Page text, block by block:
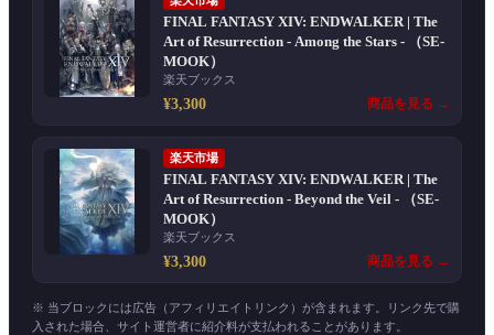
FINAL FANTASY XIV: ENDWALKER | The
Art of Resurrection - Among the Stars - （SE-
MOOK）
楽天ブックス
¥3,300 商品を見る →
楽天市場
FINAL FANTASY XIV: ENDWALKER | The
Art of Resurrection - Beyond the Veil - （SE-
MOOK）
楽天ブックス
¥3,300 商品を見る →
※ 当ブロックには広告（アフィリエイトリンク）が含まれます。リンク先で購
入された場合、サイト運営者に紹介料が支払われることがあります。